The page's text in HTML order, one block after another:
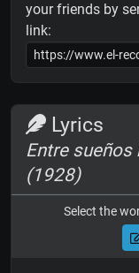
your friends by
link:
Lyrics
Entre sueños
(1928)
Select the